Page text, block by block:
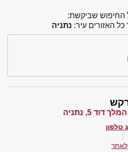
החיפוש שביקשת:
האזורים עיר: נתניה
המלך דוד 5, נתניה
טלפון
לאתר